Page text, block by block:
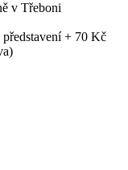
v Třeboni
+ 70 Kč